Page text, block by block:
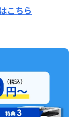
こちら